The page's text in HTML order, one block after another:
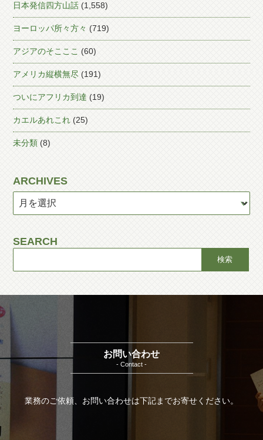
日本発信四方山話 (1,558)
ヨーロッパ所々方々 (719)
アジアのそこここ (60)
アメリカ縦横無尽 (191)
ついにアフリカ到達 (19)
カエルあれこれ (25)
未分類 (8)
ARCHIVES
SEARCH
お問い合わせ
- Contact -
業務のご依頼、お問い合わせは下記までお寄せください。